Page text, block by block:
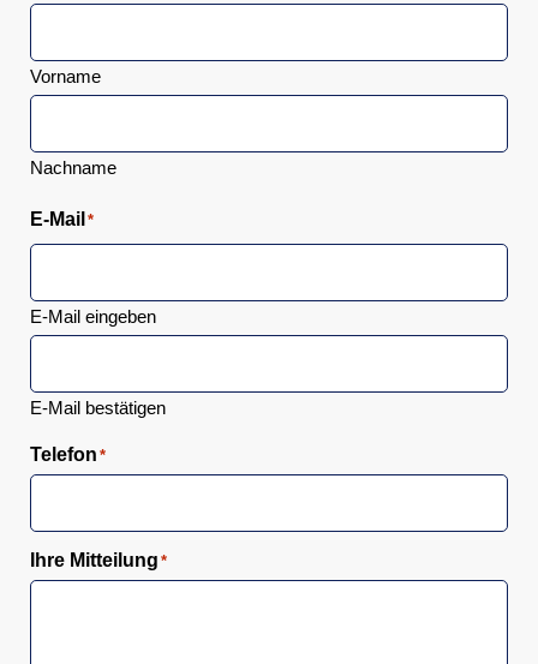
Vorname
Nachname
E-Mail *
E-Mail eingeben
E-Mail bestätigen
Telefon *
Ihre Mitteilung *